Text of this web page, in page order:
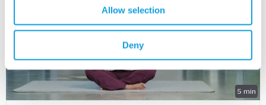
Allow selection
Deny
5 min